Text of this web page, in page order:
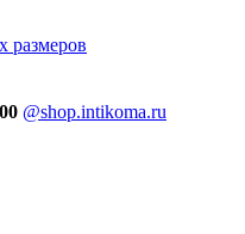
@shop.intikoma.ru